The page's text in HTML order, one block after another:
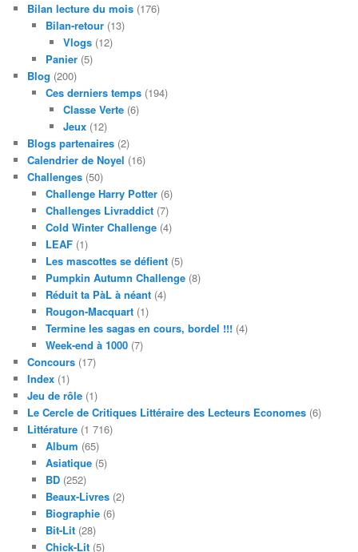
Bilan lecture du mois (176)
Bilan-retour(13)
Vlogs (12)
Panier(5)
Blog (200)
Ces derniers temps(194)
Classe Verte (6)
Jeux (12)
Blogs partenaires (2)
Calendrier de Noyel (16)
Challenges (50)
Challenge Harry Potter(6)
Challenges Livraddict(7)
Cold Winter Challenge(4)
LEAF(1)
Les mascottes se défient(5)
Pumpkin Autumn Challenge(8)
Réduit ta PàL à néant(4)
Rougon-Macquart(1)
Termine les sagas en cours, bordel !!!(4)
Week-end à 1000(7)
Concours (17)
Index (1)
Jeu de rôle (1)
Le Cercle de Critiques Littéraire des Lecteurs Economes (6)
Littérature (1 716)
Album (65)
Asiatique(5)
BD(252)
Beaux-Livres(2)
Biographie(6)
Bit-Lit(28)
Chick-Lit(5)